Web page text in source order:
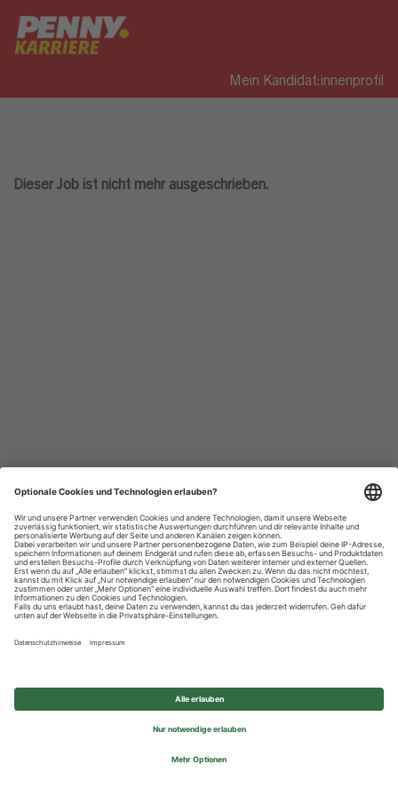
Mein Kandidat:innenprofil
Dieser Job ist nicht mehr ausgeschrieben.
Datenschutzhinweise
Impressum
Privatsphäre-Einstellungen
© 2026 REWE Group - All rights reserved